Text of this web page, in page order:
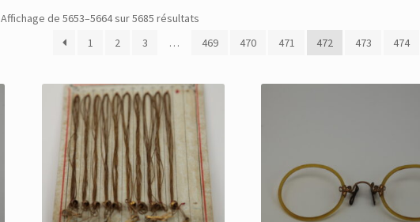
Affichage de 5653–5664 sur 5685 résultats
au
ancien
1 2 3 … 469 470 471 472 473 474